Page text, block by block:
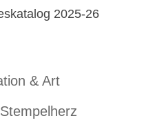
2025-26
& Art